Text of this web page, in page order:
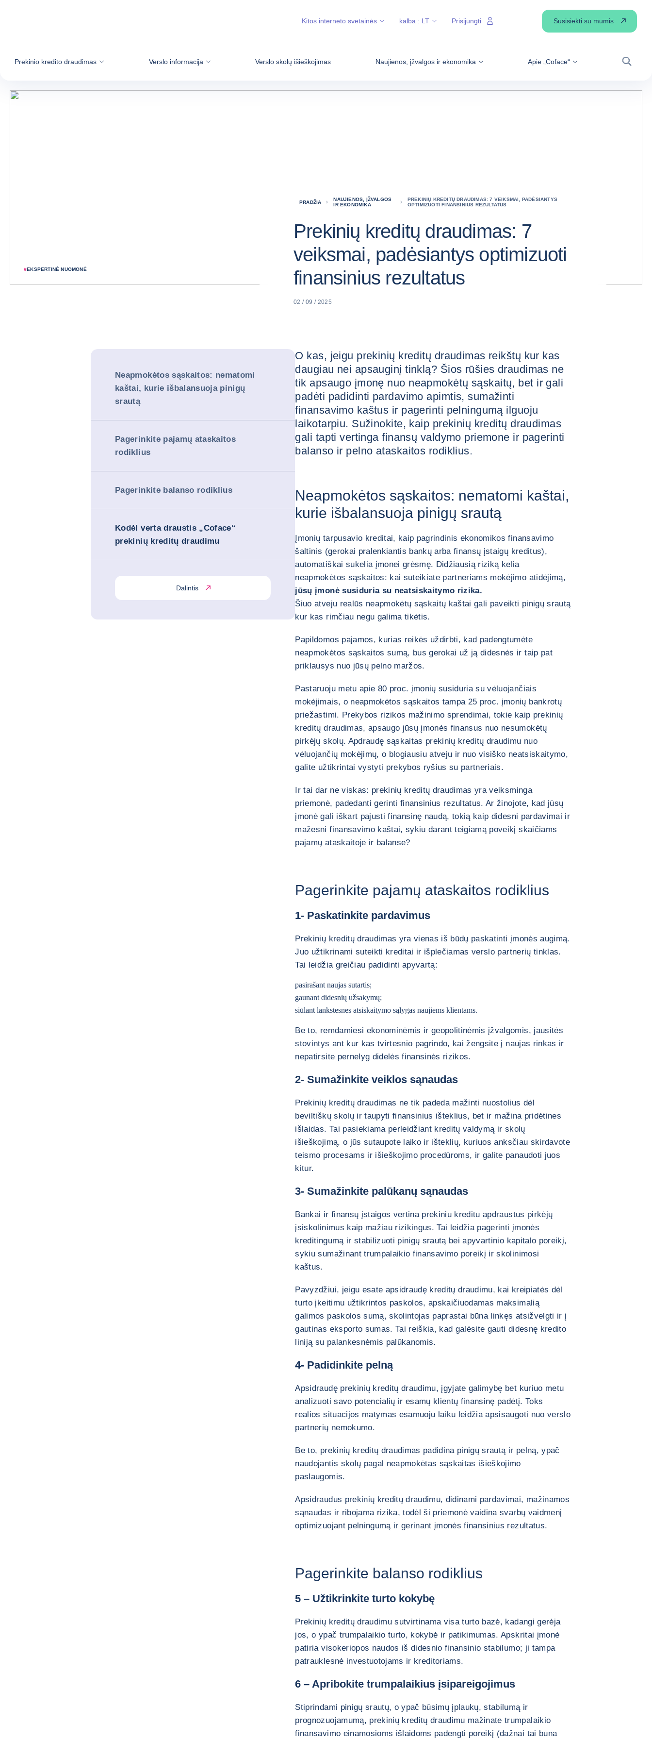
Prekinio kredito draudimas Verslo informacija Verslo skolų išieškojimas Naujienos, įžvalgos ir ekonomika Apie „Coface“
Paieška
Kitos interneto svetainės kalba : LT Prisijungti Susisiekti su mumis
#EKSPERTINĖ NUOMONĖ
PRADŽIA
NAUJIENOS, ĮŽVALGOS
IR EKONOMIKA
PREKINIŲ KREDITŲ DRAUDIMAS: 7 VEIKSMAI, PADĖSIANTYS
OPTIMIZUOTI FINANSINIUS REZULTATUS
Prekinių kreditų draudimas: 7
veiksmai, padėsiantys optimizuoti
finansinius rezultatus
02 / 09 / 2025
Neapmokėtos sąskaitos: nematomi
kaštai, kurie išbalansuoja pinigų
srautą
Pagerinkite pajamų ataskaitos
rodiklius
Pagerinkite balanso rodiklius
Kodėl verta draustis „Coface“
prekinių kreditų draudimu
Dalintis
O kas, jeigu prekinių kreditų draudimas reikštų kur kas
daugiau nei apsauginį tinklą? Šios rūšies draudimas ne
tik apsaugo įmonę nuo neapmokėtų sąskaitų, bet ir gali
padėti padidinti pardavimo apimtis, sumažinti
finansavimo kaštus ir pagerinti pelningumą ilguoju
laikotarpiu. Sužinokite, kaip prekinių kreditų draudimas
gali tapti vertinga finansų valdymo priemone ir pagerinti
balanso ir pelno ataskaitos rodiklius.
Neapmokėtos sąskaitos: nematomi kaštai,
kurie išbalansuoja pinigų srautą
Įmonių tarpusavio kreditai, kaip pagrindinis ekonomikos finansavimo
šaltinis (gerokai pralenkiantis bankų arba finansų įstaigų kreditus),
automatiškai sukelia įmonei grėsmę. Didžiausią riziką kelia
neapmokėtos sąskaitos: kai suteikiate partneriams mokėjimo atidėjimą,
jūsų įmonė susiduria su neatsiskaitymo rizika.
Šiuo atveju realūs neapmokėtų sąskaitų kaštai gali paveikti pinigų srautą
kur kas rimčiau negu galima tikėtis.
Papildomos pajamos, kurias reikės uždirbti, kad padengtumėte
neapmokėtos sąskaitos sumą, bus gerokai už ją didesnės ir taip pat
priklausys nuo jūsų pelno maržos.
Pastaruoju metu apie 80 proc. įmonių susiduria su vėluojančiais
mokėjimais, o neapmokėtos sąskaitos tampa 25 proc. įmonių bankrotų
priežastimi. Prekybos rizikos mažinimo sprendimai, tokie kaip prekinių
kreditų draudimas, apsaugo jūsų įmonės finansus nuo nesumokėtų
pirkėjų skolų. Apdraudę sąskaitas prekinių kreditų draudimu nuo
vėluojančių mokėjimų, o blogiausiu atveju ir nuo visiško neatsiskaitymo,
galite užtikrintai vystyti prekybos ryšius su partneriais.
Ir tai dar ne viskas: prekinių kreditų draudimas yra veiksminga
priemonė, padedanti gerinti finansinius rezultatus. Ar žinojote, kad jūsų
įmonė gali iškart pajusti finansinę naudą, tokią kaip didesni pardavimai ir
mažesni finansavimo kaštai, sykiu darant teigiamą poveikį skaičiams
pajamų ataskaitoje ir balanse?
Pagerinkite pajamų ataskaitos rodiklius
1- Paskatinkite pardavimus
Prekinių kreditų draudimas yra vienas iš būdų paskatinti įmonės augimą.
Juo užtikrinami suteikti kreditai ir išplečiamas verslo partnerių tinklas.
Tai leidžia greičiau padidinti apyvartą:
pasirašant naujas sutartis;
gaunant didesnių užsakymų;
siūlant lankstesnes atsiskaitymo sąlygas naujiems klientams.
Be to, remdamiesi ekonominėmis ir geopolitinėmis įžvalgomis, jausitės
stovintys ant kur kas tvirtesnio pagrindo, kai žengsite į naujas rinkas ir
nepatirsite pernelyg didelės finansinės rizikos.
2- Sumažinkite veiklos sąnaudas
Prekinių kreditų draudimas ne tik padeda mažinti nuostolius dėl
beviltiškų skolų ir taupyti finansinius išteklius, bet ir mažina pridėtines
išlaidas. Tai pasiekiama perleidžiant kreditų valdymą ir skolų
išieškojimą, o jūs sutaupote laiko ir išteklių, kuriuos anksčiau skirdavote
teismo procesams ir išieškojimo procedūroms, ir galite panaudoti juos
kitur.
3- Sumažinkite palūkanų sąnaudas
Bankai ir finansų įstaigos vertina prekiniu kreditu apdraustus pirkėjų
įsiskolinimus kaip mažiau rizikingus. Tai leidžia pagerinti įmonės
kreditingumą ir stabilizuoti pinigų srautą bei apyvartinio kapitalo poreikį,
sykiu sumažinant trumpalaikio finansavimo poreikį ir skolinimosi
kaštus.
Pavyzdžiui, jeigu esate apsidraudę kreditų draudimu, kai kreipiatės dėl
turto įkeitimu užtikrintos paskolos, apskaičiuodamas maksimalią
galimos paskolos sumą, skolintojas paprastai būna linkęs atsižvelgti ir į
gautinas eksporto sumas. Tai reiškia, kad galėsite gauti didesnę kredito
liniją su palankesnėmis palūkanomis.
4- Padidinkite pelną
Apsidraudę prekinių kreditų draudimu, įgyjate galimybę bet kuriuo metu
analizuoti savo potencialių ir esamų klientų finansinę padėtį. Toks
realios situacijos matymas esamuoju laiku leidžia apsisaugoti nuo verslo
partnerių nemokumo.
Be to, prekinių kreditų draudimas padidina pinigų srautą ir pelną, ypač
naudojantis skolų pagal neapmokėtas sąskaitas išieškojimo
paslaugomis.
Apsidraudus prekinių kreditų draudimu, didinami pardavimai, mažinamos
sąnaudas ir ribojama rizika, todėl ši priemonė vaidina svarbų vaidmenį
optimizuojant pelningumą ir gerinant įmonės finansinius rezultatus.
Pagerinkite balanso rodiklius
5 – Užtikrinkite turto kokybę
Prekinių kreditų draudimu sutvirtinama visa turto bazė, kadangi gerėja
jos, o ypač trumpalaikio turto, kokybė ir patikimumas. Apskritai įmonė
patiria visokeriopos naudos iš didesnio finansinio stabilumo; ji tampa
patrauklesnė investuotojams ir kreditoriams.
6 – Apribokite trumpalaikius įsipareigojimus
Stiprindami pinigų srautų, o ypač būsimų įplaukų, stabilumą ir
prognozuojamumą, prekinių kreditų draudimu mažinate trumpalaikio
finansavimo einamosioms išlaidoms padengti poreikį (dažnai tai būna